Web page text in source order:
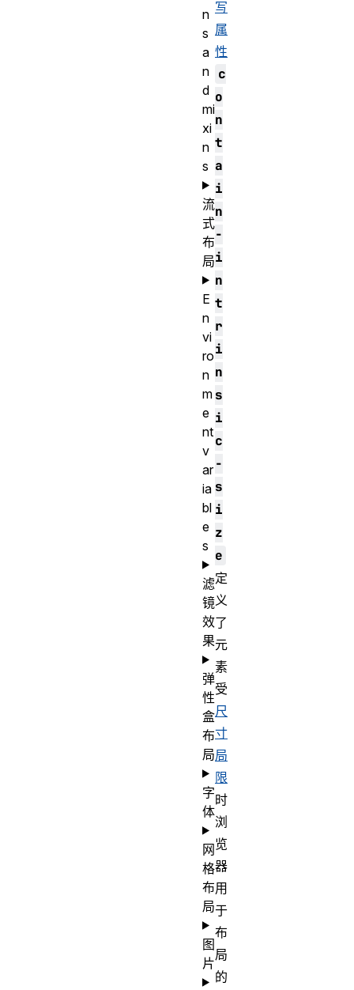
写
属
性
c
o
n
t
a
i
n
-
i
n
t
r
i
n
s
i
c
-
s
i
z
e
定
义
了
元
素
受
尺
寸
局
限
时
浏
览
器
用
于
布
局
的
n
s
a
n
d
mi
xi
n
s
流
式
布
局
E
n
vi
ro
n
m
e
nt
v
ar
ia
bl
e
s
滤
镜
效
果
弹
性
盒
布
局
字
体
网
格
布
局
图
片